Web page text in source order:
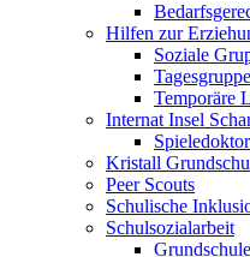
Hilfen zur
Soziale
Temporäre
Internat Insel
Spieledoktor
Kristall
Peer Scouts
Schulische
Schulsozialarbeit